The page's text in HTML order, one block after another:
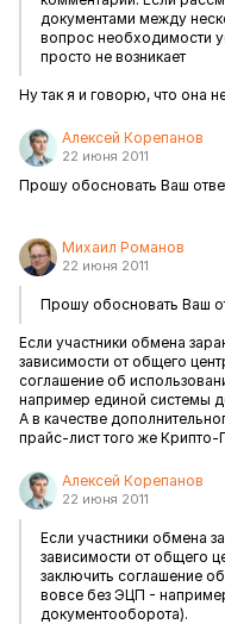
документами между
вопрос необходимости
просто не возникает
Ну так я и говорю, что она
Алексей Корепанов
22 июня 2011
Прошу обосновать Ваш
Михаил Романов
22 июня 2011
Прошу обосновать Ваш
Если участники обмена
зависимости от общего
соглашение об
например единой системы
А в качестве
прайс-лист того же Крипто-
Алексей Корепанов
22 июня 2011
Если участники обмена
зависимости от общего
заключить соглашение
вовсе без ЭЦП -
документооборота).